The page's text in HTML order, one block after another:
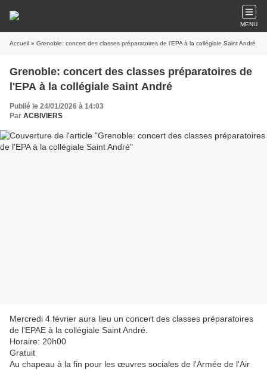
MENU
Accueil » Grenoble: concert des classes préparatoires de l'EPA à la collégiale Saint André
Grenoble: concert des classes préparatoires de
l'EPA à la collégiale Saint André
Publié le 24/01/2026 à 14:03
Par ACBIVIERS
Mercredi 4 février aura lieu un concert des classes préparatoires
de l'EPAE à la collégiale Saint André.
Horaire: 20h00
Gratuit
Au chapeau à la fin pour les œuvres sociales de l'Armée de l'Air